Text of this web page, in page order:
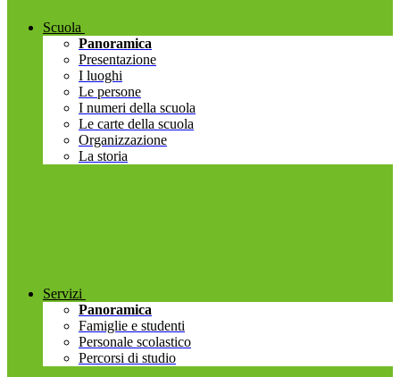
Scuola
Panoramica
Presentazione
I luoghi
Le persone
I numeri della scuola
Le carte della scuola
Organizzazione
La storia
Servizi
Panoramica
Famiglie e studenti
Personale scolastico
Percorsi di studio